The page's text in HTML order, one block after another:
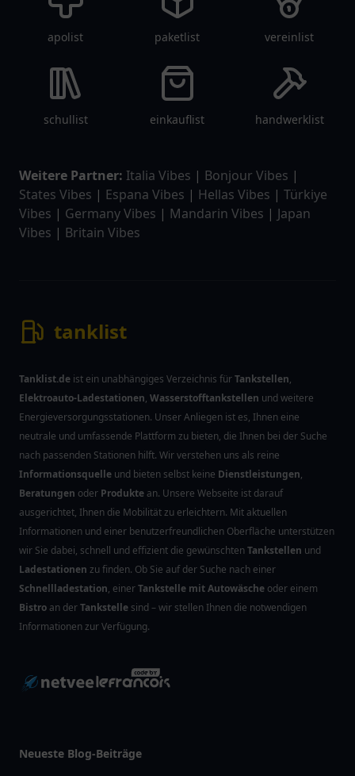
apolist paketlist vereinlist
schullist einkauflist handwerklist
Weitere Partner: Italia Vibes | Bonjour Vibes |
States Vibes | Espana Vibes | Hellas Vibes | Türkiye
Vibes | Germany Vibes | Mandarin Vibes | Japan
Vibes | Britain Vibes
tanklist
Tanklist.de ist ein unabhängiges Verzeichnis fürTankstellen,
Elektroauto-Ladestationen, Wasserstofftankstellen und weitere
Energieversorgungsstationen. Unser Anliegen ist es, Ihnen eine
neutrale und umfassende Plattform zu bieten, die Ihnen bei der Suche
nach passenden Stationen hilft. Wir verstehen uns als reine
Informationsquelle und bieten selbst keine Dienstleistungen,
Beratungen oder Produkte an. Unsere Webseite ist darauf
ausgerichtet, Ihnen die Mobilität zu erleichtern. Mit aktuellen
Informationen und einer benutzerfreundlichen Oberfläche unterstützen
wir Sie dabei, schnell und effizient die gewünschtenTankstellen und
Ladestationen zu finden. Ob Sie auf der Suche nach einer
Schnellladestation, einerTankstelle mit Autowäsche oder einem
Bistro an derTankstelle sind – wir stellen Ihnen die notwendigen
Informationen zur Verfügung.
Neueste Blog-Beiträge